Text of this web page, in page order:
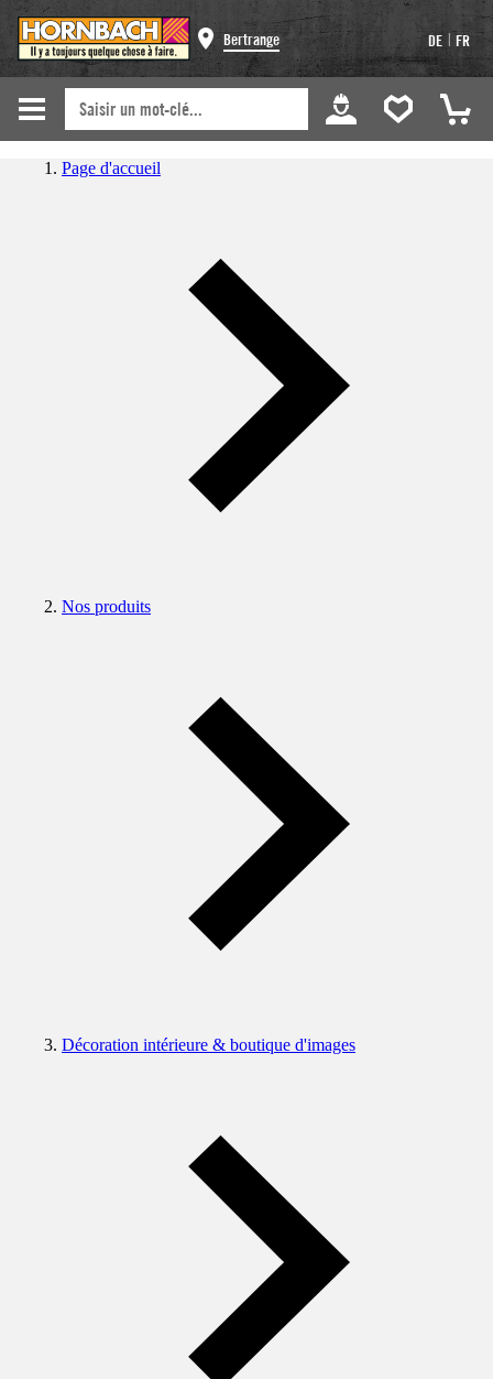
Bertrange DE | FR
Page d'accueil
Nos produits
Décoration intérieure & boutique d'images